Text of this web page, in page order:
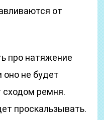
от
про натяжение
оно не будет
сходом ремня.
проскальзывать.